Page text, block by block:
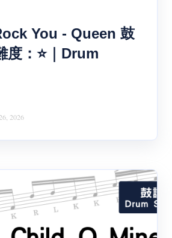
You - Queen 鼓
度：⭐｜Drum
2026